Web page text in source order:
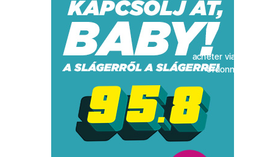
acheter viagra sans
ordonnance